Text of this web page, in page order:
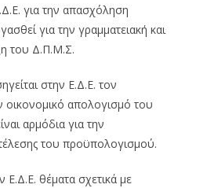
για την απασχόληση
για την γραμματειακή και
του Δ.Π.Μ.Σ.
στην Ε.Δ.Ε. τον
απολογισμό του
αρμόδια για την
του προϋπολογισμού.
Ε.Δ.Ε. θέματα σχετικά με